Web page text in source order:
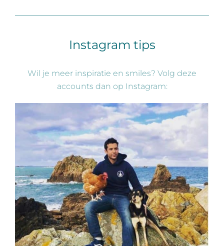
Instagram tips
Wil je meer inspiratie en smiles? Volg deze
accounts dan op Instagram: